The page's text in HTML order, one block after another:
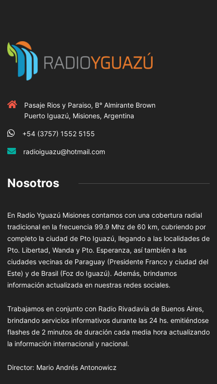
Pasaje Rios y Paraiso, B° Almirante Brown
Puerto Iguazú, Misiones, Argentina
+54 (3757) 1552 5155
radioiguazu@hotmail.com
Nosotros
En Radio Yguazú Misiones contamos con una cobertura radial
tradicional en la frecuencia 99.9 Mhz de 60 km, cubriendo por
completo la ciudad de Pto Iguazú, llegando a las localidades de
Pto. Libertad, Wanda y Pto. Esperanza, así también a las
ciudades vecinas de Paraguay (Presidente Franco y ciudad del
Este) y de Brasil (Foz do Iguazú). Además, brindamos
información actualizada en nuestras redes sociales.
Trabajamos en conjunto con Radio Rivadavia de Buenos Aires,
brindando servicios informativos durante las 24 hs. emitiéndose
flashes de 2 minutos de duración cada media hora actualizando
la información internacional y nacional.
Director: Mario Andrés Antonowicz